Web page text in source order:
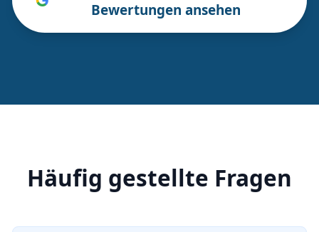
Bewertungen ansehen
Häufig gestellte Fragen